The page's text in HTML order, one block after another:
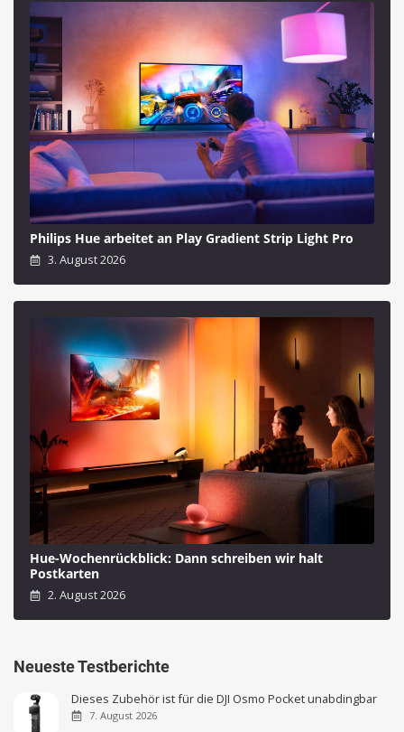
Philips Hue arbeitet an Play Gradient Strip Light Pro
3. August 2026
Hue-Wochenrückblick: Dann schreiben wir halt
Postkarten
2. August 2026
Neueste Testberichte
Dieses Zubehör ist für die DJI Osmo Pocket unabdingbar
7. August 2026